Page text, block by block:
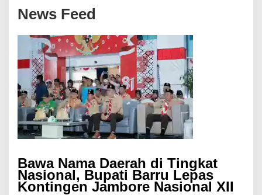
News Feed
Bawa Nama Daerah di Tingkat
Nasional, Bupati Barru Lepas
Kontingen Jambore Nasional XII